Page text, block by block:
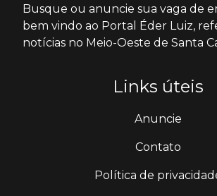
Busque ou anuncie sua vaga de
bem vindo ao Portal Éder Luiz,
notícias no Meio-Oeste de Santa
Links úteis
Anuncie
Contato
Política de